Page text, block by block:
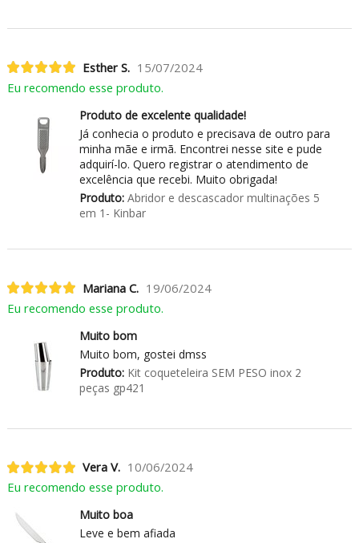
Esther S. 15/07/2024
Eu recomendo esse produto.
Produto de excelente qualidade!
Já conhecia o produto e precisava de outro para
minha mãe e irmã. Encontrei nesse site e pude
adquirí-lo. Quero registrar o atendimento de
excelência que recebi. Muito obrigada!
Produto:Abridor e descascador multinações 5
em 1- Kinbar
Mariana C. 19/06/2024
Eu recomendo esse produto.
Muito bom
Muito bom, gostei dmss
Produto:Kit coqueteleira SEM PESO inox 2
peças gp421
Vera V. 10/06/2024
Eu recomendo esse produto.
Muito boa
Leve e bem afiada